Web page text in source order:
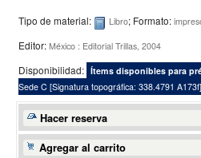
Tipo de material: Libro; Formato:
Editor: México : Editorial Trillas, 2004
Disponibilidad: Ítems disponibles para
Sede C [Signatura topográfica: 338.4791 A173f]
Hacer reserva
Agregar al carrito